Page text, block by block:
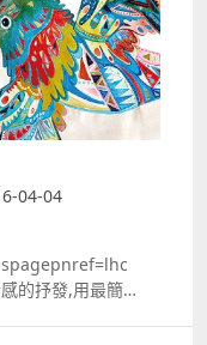
04-04
的抒發,用最簡單